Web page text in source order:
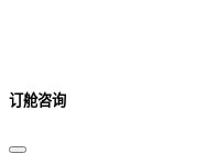
订舱咨询